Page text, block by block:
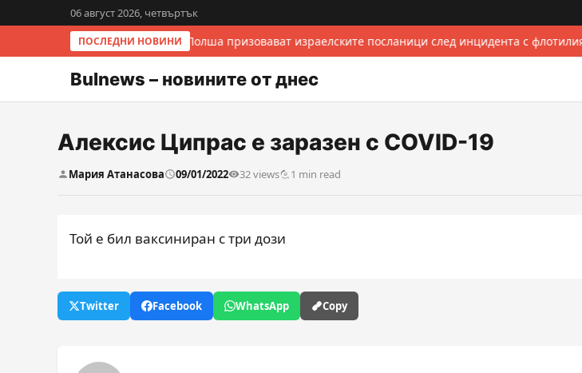
06 август 2026, четвъртък
ПОСЛЕДНИ НОВИНИИталия и Полша призовават израелските посланици след инцидента с
Bulnews – новините от днес
Алексис Ципрас е заразен с COVID-19
Мария Атанасова 09/01/2022 32 views 1 min read
Той е бил ваксиниран с три дози
Twitter Facebook WhatsApp Copy